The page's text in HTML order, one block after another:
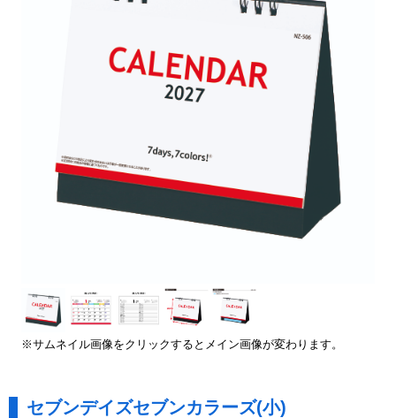
※サムネイル画像をクリックするとメイン画像が変わります。
セブンデイズセブンカラーズ(小)